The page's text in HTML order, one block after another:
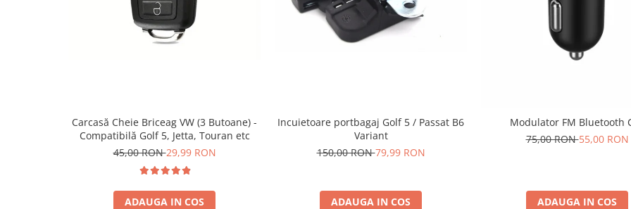
Carcasă Cheie Briceag VW (3 Butoane) -
Compatibilă Golf 5, Jetta, Touran etc
45,00 RON29,99 RON
ADAUGA IN COS
Incuietoare portbagaj Golf 5 / Passat B6
Variant
150,00 RON79,99 RON
ADAUGA IN COS
Modulator FM Bluetooth
75,00 RON55,00 RON
ADAUGA IN COS